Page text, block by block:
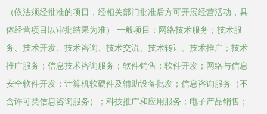
（依法须经批准的项目，经相关部门批准后方可开展经营活动，具
体经营项目以审批结果为准） 一般项目：网络技术服务；技术服
务、技术开发、技术咨询、技术交流、技术转让、技术推广；技术
推广服务；信息技术咨询服务；软件销售；软件开发；网络与信息
安全软件开发；计算机软硬件及辅助设备批发；信息咨询服务（不
含许可类信息咨询服务）；科技推广和应用服务；电子产品销售；